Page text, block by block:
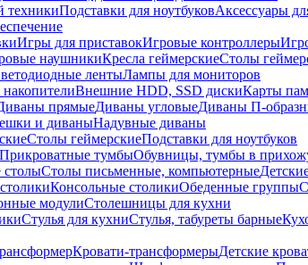
техникиПодставки для ноутбуковАксессуары
Игры для приставокИгровые контроллеры
наушникиКресла геймерскиеСтолы
лентыЛампы для мониторов
Внешние HDD, SSD дискиКарты
прямыеДиваны угловыеДиваны П-
и диваныНадувные диваны
Столы геймерскиеПодставки для ноутбуков
Прикроватные тумбыОбувницы, тумбы в
столыСтолы письменные, компьютерные
Консольные столикиОбеденные группы
модулиСтолешницы для кухни
Стулья для кухниСтулья, табуреты барные
Кровати-трансформерыДетские